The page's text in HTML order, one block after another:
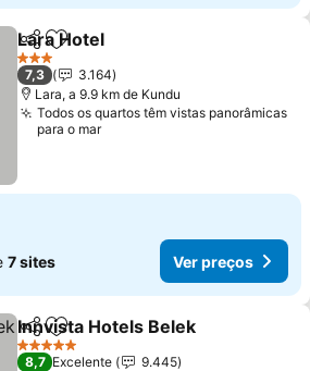
PartilharAdicionar aos favoritos
Lara Hotel
3 Estrelas
7,3
3.164
Lara, a 9.9 km de Kundu
Todos os quartos têm vistas panorâmicas
para o mar
7 sites Ver preços
PartilharAdicionar aos favoritos
Innvista Hotels Belek
5 Estrelas
8,7 Excelente
9.445